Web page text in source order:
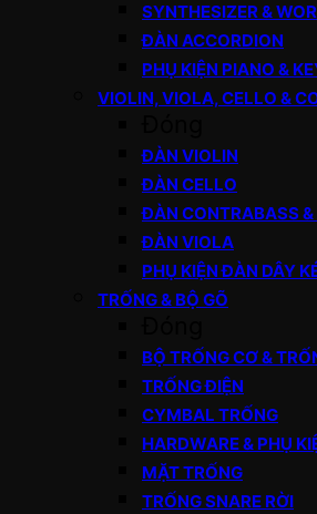
SYNTHESIZER &
ĐÀN ACCORDION
PHỤ KIỆN PIANO &
VIOLIN, VIOLA, CELLO &
ĐÀN VIOLIN
ĐÀN CELLO
ĐÀN CONTRABASS
ĐÀN VIOLA
PHỤ KIỆN ĐÀN DÂY
TRỐNG & BỘ GÕ
BỘ TRỐNG CƠ &
TRỐNG ĐIỆN
CYMBAL TRỐNG
HARDWARE & PHỤ
MẶT TRỐNG
TRỐNG SNARE RỜI